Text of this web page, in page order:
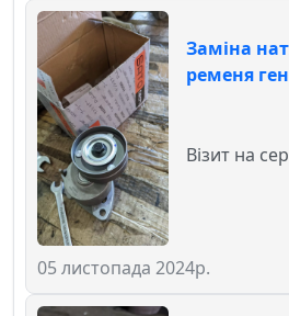
Заміна
ременя
05 листопада 2024р.
Візит на